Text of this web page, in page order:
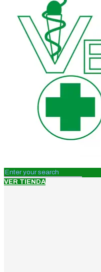
VER TIENDA